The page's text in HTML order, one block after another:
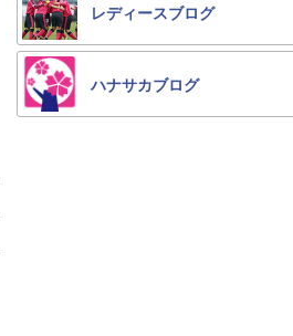
レディースブログ
ハナサカブログ